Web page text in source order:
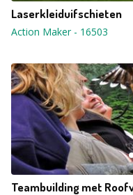
Laserkleiduifschieten
Action Maker- 16503
Teambuilding met